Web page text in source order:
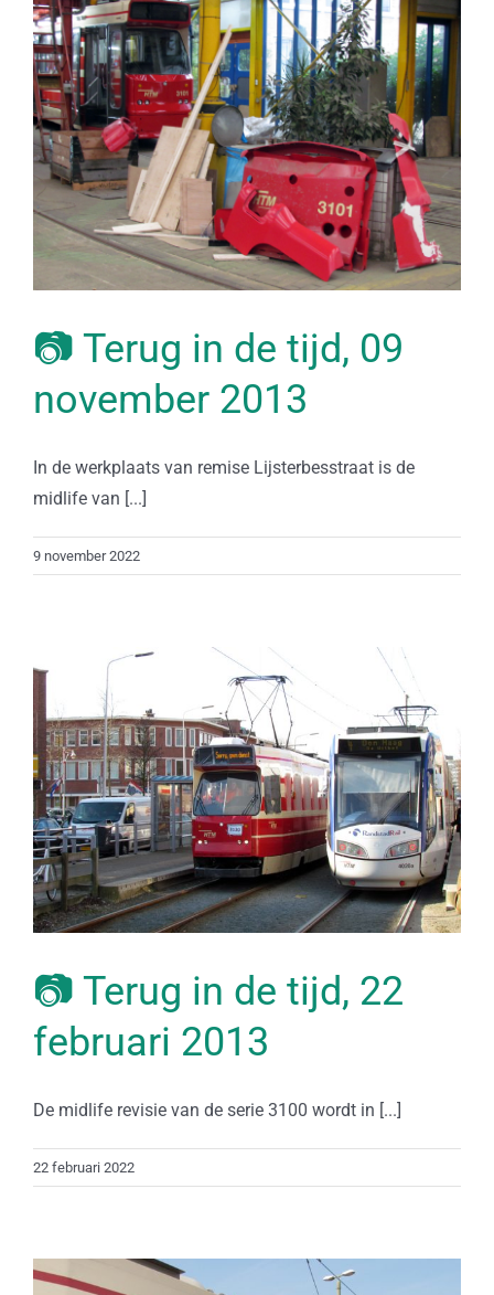
📷 Terug in de tijd, 09
november 2013
In de werkplaats van remise Lijsterbesstraat is de
midlife van [...]
9 november 2022
📷 Terug in de tijd, 22
februari 2013
De midlife revisie van de serie 3100 wordt in [...]
22 februari 2022